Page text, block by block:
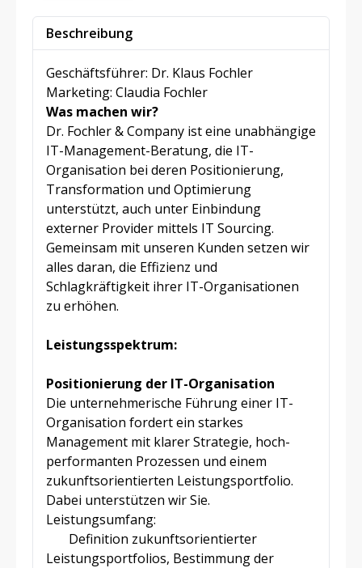
Beschreibung
Geschäftsführer: Dr. Klaus Fochler
Marketing: Claudia Fochler
Was machen wir?
Dr. Fochler & Company ist eine unabhängige
IT-Management-Beratung, die IT-
Organisation bei deren Positionierung,
Transformation und Optimierung
unterstützt, auch unter Einbindung
externer Provider mittels IT Sourcing.
Gemeinsam mit unseren Kunden setzen wir
alles daran, die Effizienz und
Schlagkräftigkeit ihrer IT-Organisationen
zu erhöhen.
Leistungsspektrum:
Positionierung der IT-Organisation
Die unternehmerische Führung einer IT-
Organisation fordert ein starkes
Management mit klarer Strategie, hoch-
performanten Prozessen und einem
zukunftsorientierten Leistungsportfolio.
Dabei unterstützen wir Sie.
Leistungsumfang:
Definition zukunftsorientierter
Leistungsportfolios, Bestimmung der